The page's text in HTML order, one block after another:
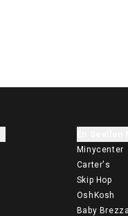
Minycenter
Carter's
Skip Hop
OshKosh
Baby Brezza